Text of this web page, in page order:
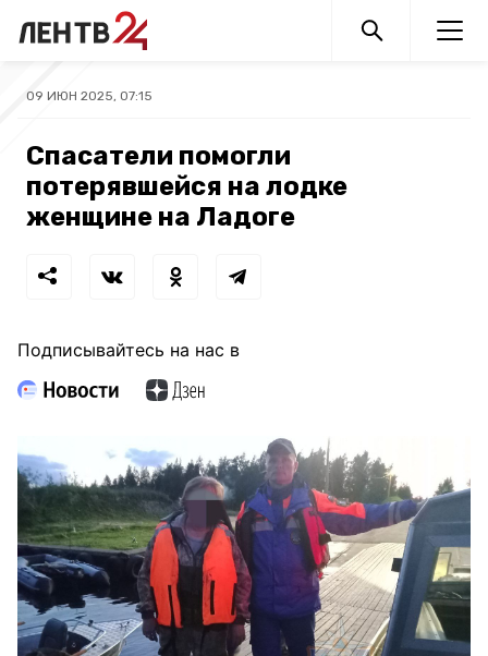
09 ИЮН 2025, 07:15
Спасатели помогли
потерявшейся на лодке
женщине на Ладоге
Подписывайтесь на нас в